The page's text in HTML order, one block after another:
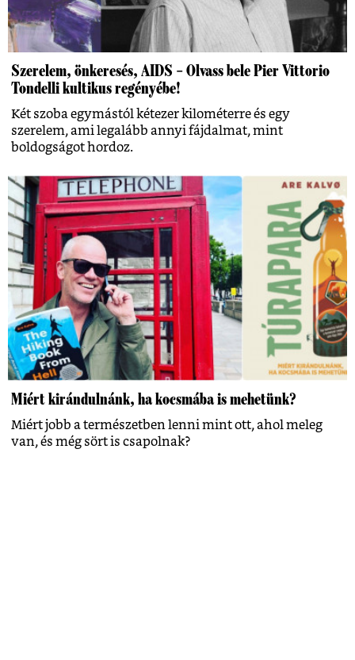
Szerelem, önkeresés, AIDS – Olvass bele Pier Vittorio
Tondelli kultikus regényébe!
Két szoba egymástól kétezer kilométerre és egy
szerelem, ami legalább annyi fájdalmat, mint
boldogságot hordoz.
Miért kirándulnánk, ha kocsmába is mehetünk?
Miért jobb a természetben lenni mint ott, ahol meleg
van, és még sört is csapolnak?